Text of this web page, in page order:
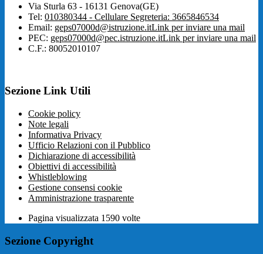
Via Sturla 63 - 16131 Genova(GE)
Tel: 010380344 - Cellulare Segreteria: 3665846534
Email: geps07000d@istruzione.itLink per inviare una mail
PEC: geps07000d@pec.istruzione.itLink per inviare una mail
C.F.: 80052010107
Sezione Link Utili
Cookie policy
Note legali
Informativa Privacy
Ufficio Relazioni con il Pubblico
Dichiarazione di accessibilità
Obiettivi di accessibilità
Whistleblowing
Gestione consensi cookie
Amministrazione trasparente
Pagina visualizzata 1590 volte
Sezione Copyright